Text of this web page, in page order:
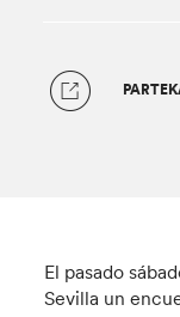
El pasado
Sevilla un